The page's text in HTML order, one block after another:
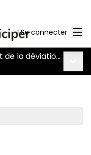
Se connecter
Concertation sur le doublement de la déviation de Chaumes-en-Retz - route Nantes-Pornic